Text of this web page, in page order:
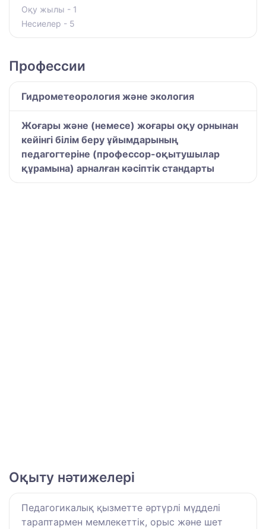
Оқу жылы - 1
Несиелер - 5
Профессии
Гидрометеорология және экология
Жоғары және (немесе) жоғары оқу орнынан
кейінгі білім беру ұйымдарының
педагогтеріне (профессор-оқытушылар
құрамына) арналған кәсіптік стандарты
Оқыту нәтижелері
Педагогикалық қызметте әртүрлі мүдделі
тараптармен мемлекеттік, орыс және шет